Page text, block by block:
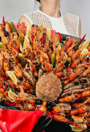
Уход за букетом
Отзывы
Школа флористики
Шоколад
Комбо
Дари. Радуйся.
Люби.